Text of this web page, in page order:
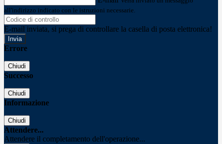
all'indirizzo indicato con le istruzioni necessarie.
E-mail inviata, si prega di controllare la casella di posta elettronica!
Errore
Chiudi
Successo
Chiudi
Informazione
Chiudi
Attendere...
Attendere il completamento dell'operazione...